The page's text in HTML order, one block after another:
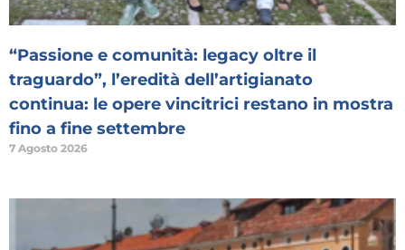
“Passione e comunità: legacy oltre il
traguardo”, l’eredità dell’artigianato
continua: le opere vincitrici restano in mostra
fino a fine settembre
7 Agosto 2026